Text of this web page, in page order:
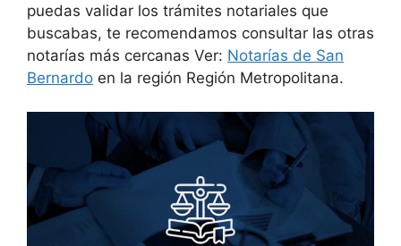
puedas validar los trámites notariales que
buscabas, te recomendamos consultar las otras
notarías más cercanas Ver: Notarías de San
Bernardo en la región Región Metropolitana.